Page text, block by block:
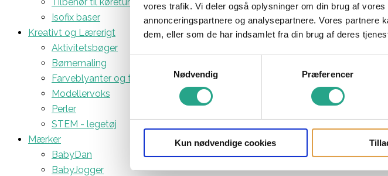
vores trafik. Vi deler også oplysninger om din brug af
annonceringspartnere og analysepartnere. Vores partnere
dem, eller som de har indsamlet fra din brug af deres
Nødvendig
Præferencer
Kun nødvendige cookies
Isofix baser
Kreativt og Lærerigt
Aktivitetsbøger
Børnemaling
Farveblyanter og tuscher
Modellervoks
Perler
STEM - legetøj
Mærker
BabyDan
BabyJogger